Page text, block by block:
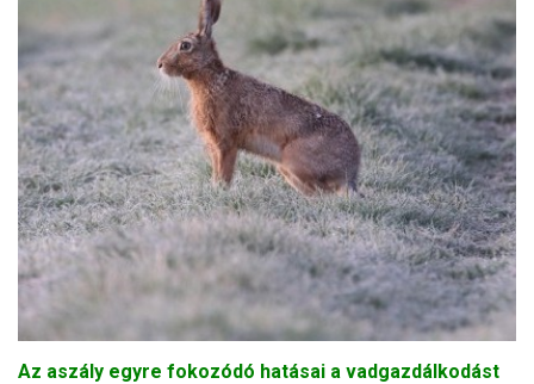
Az aszály egyre fokozódó hatásai a vadgazdálkodást